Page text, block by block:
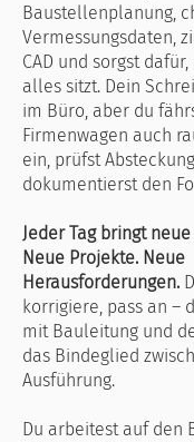
Baustellenplanung,
Vermessungsdaten,
CAD und sorgst
alles sitzt. Dein
im Büro, aber du
Firmenwagen auch
ein, prüfst
dokumentierst den
Jeder Tag bringt
Neue Projekte. Neue
Herausforderungen.
korrigiere, pass an –
mit Bauleitung und
das Bindeglied
Ausführung.
Du arbeitest auf den